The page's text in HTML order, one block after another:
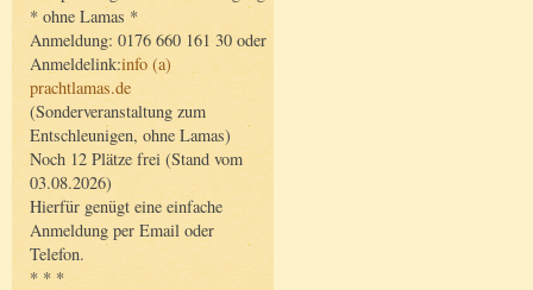
* ohne Lamas *
Anmeldung: 0176 660 161 30 oder
Anmeldelink:info (a)
prachtlamas.de
(Sonderveranstaltung zum
Entschleunigen, ohne Lamas)
Noch 12 Plätze frei (Stand vom
03.08.2026)
Hierfür genügt eine einfache
Anmeldung per Email oder
Telefon.
* * *